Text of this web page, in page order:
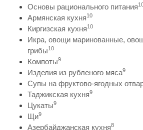
Основы рационального питания
Армянская кухня10
Киргизская кухня10
Икра, овощи маринованные,
грибы10
Компоты9
Изделия из рубленого мяса9
Супы на фруктово-ягодных
Таджикская кухня9
Цукаты9
Щи9
Азербайджанская кухня8